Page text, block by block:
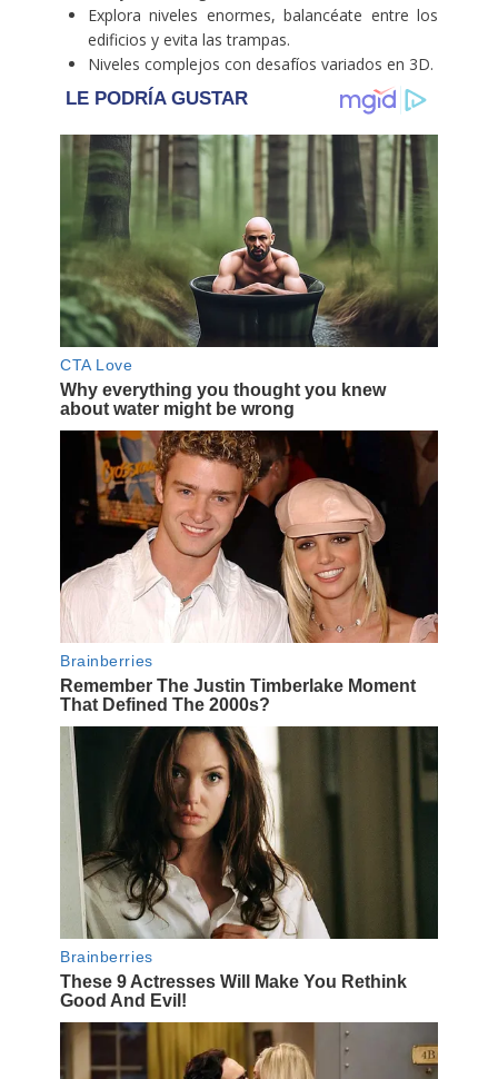
Explora niveles enormes, balancéate entre los
edificios y evita las trampas.
Niveles complejos con desafíos variados en 3D.